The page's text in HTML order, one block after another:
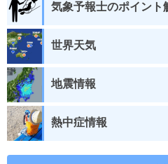
気象予報士のポイント
世界天気
地震情報
熱中症情報